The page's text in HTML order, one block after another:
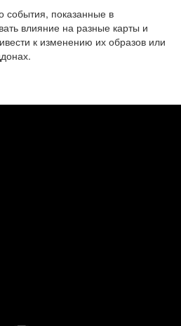
события, показанные в
влияние на разные карты и
к изменению их образов или